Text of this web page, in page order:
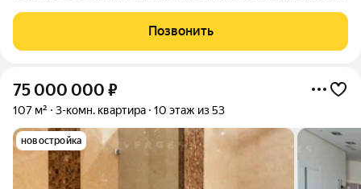
Лужники и университет МГУ. Квартир с подобным видом -
единицы. Зона находится под
Позвонить
75 000 000 ₽
107 м² 3-комн. квартира 10 этаж из 53
новостройка